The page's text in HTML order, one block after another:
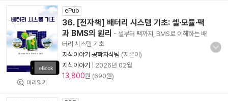
미리읽기
ePub
36. [전자책] 배터리 시스템 기초: 셀·모듈·팩
과 BMS의 원리 - 셀부터 팩까지, BMS로 이해하는 배
터리 시스템 기초
지식이야기 공학지식팀 (지은이)
지식이야기
2026년 02월
13,800원 (690원)